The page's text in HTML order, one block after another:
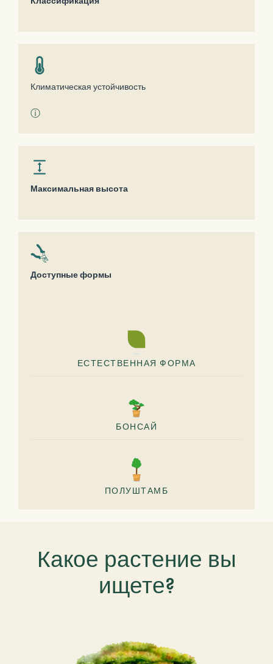
Климатическая устойчивость
ⓘ
Максимальная высота
Доступные формы
ЕСТЕСТВЕННАЯ ФОРМА
БОНСАЙ
ПОЛУШТАМБ
Какое растение вы
ищете?